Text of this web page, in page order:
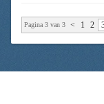
Pagina 3 van 3 < 1 2